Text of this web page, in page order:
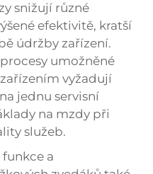
snižují různé
efektivitě, kratší
údržby zařízení.
umožněné
vyžadují
jednu servisní
na mzdy při
služeb.
a